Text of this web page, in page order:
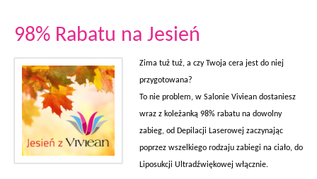
98% Rabatu na Jesień
Zima tuż tuż, a czy Twoja cera jest do niej
przygotowana?
To nie problem, w Salonie Viviean dostaniesz
wraz z koleżanką 98% rabatu na dowolny
zabieg, od Depilacji Laserowej zaczynając
poprzez wszelkiego rodzaju zabiegi na ciało, do
Liposukcji Ultradźwiękowej włącznie.